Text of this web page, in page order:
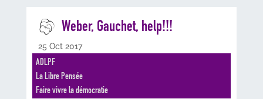
Weber, Gauchet, help!!!
25 Oct 2017
ADLPF
La Libre Pensée
Faire vivre la démocratie